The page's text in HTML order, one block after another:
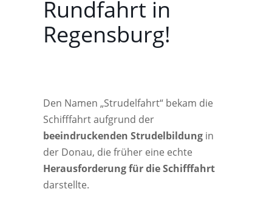
Rundfahrt in
Regensburg!
Den Namen „Strudelfahrt“ bekam die
Schifffahrt aufgrund der
beeindruckenden Strudelbildungin
der Donau, die früher eine echte
Herausforderung für die Schifffahrt
darstellte.